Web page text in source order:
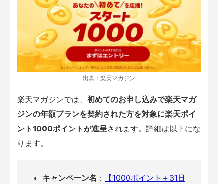
出典：楽天マガジン
楽天マガジンでは、 初めてのお申し込みで楽天マガ
ジンの年額プランを契約された方を対象に楽天ポイ
ント1000ポイントが進呈されます。詳細は以下にな
ります。
キャンペーン名 ：
【1000ポイント＋31日